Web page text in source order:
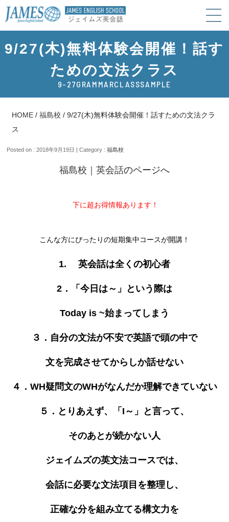
9/27(木)無料体験会開催！話す
ための文法クラス
9-27GRAMMARCLASSSAMPLE
HOME /福島校 /9/27(木)無料体験会開催！話すための文法クラ
ス
Posted on : 2018年9月19日 | Category :福島校
福島校｜英会話のページへ
下に超お得情報あります！
こんな方にぴったりの短期集中コースが開講！
1. 英会話は全くの初心者
2．「今日は～」という際は
Today is ~始まってしまう
３．自分の文法が不安で英語で頭の中で
文を完成させてからしか話せない
４．WH疑問文のWHがなんだか理解できていない
５．とりあえず、「I～」と言って、
そのあとが続かない人
ジェイムズの英文法コースでは、
会話に必要な文法項目を整理し、
正確な分を組み立てる構文力を